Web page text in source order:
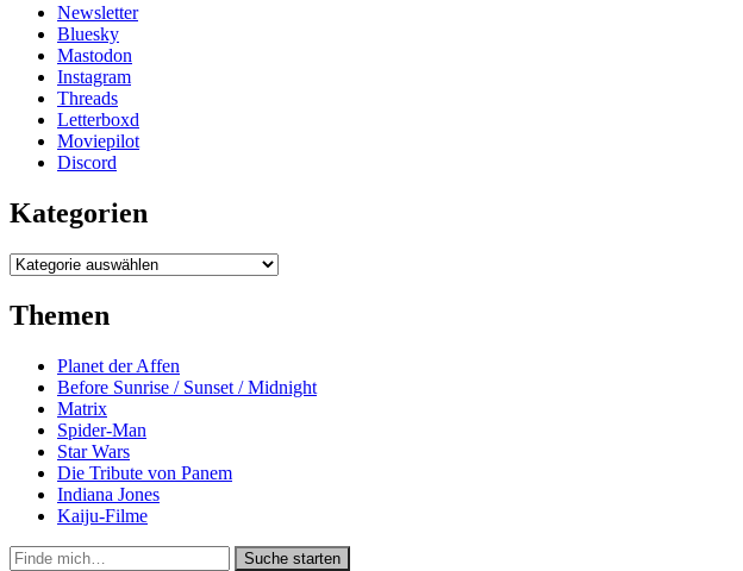
Newsletter
Bluesky
Mastodon
Instagram
Threads
Letterboxd
Moviepilot
Discord
Kategorien
Kategorien
Themen
Planet der Affen
Before Sunrise / Sunset / Midnight
Matrix
Spider-Man
Star Wars
Die Tribute von Panem
Indiana Jones
Kaiju-Filme
Suche
Suche starten